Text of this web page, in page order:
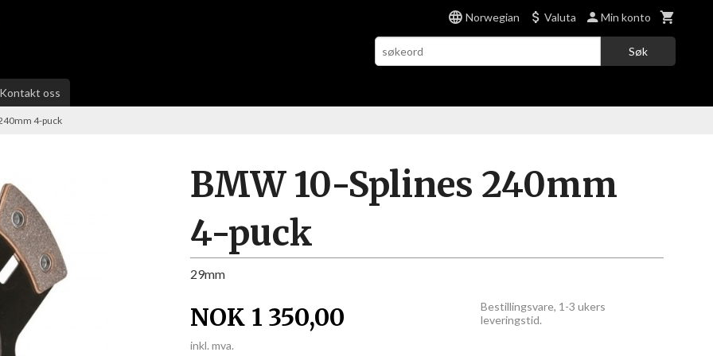
Norwegian Valuta Min konto
Søk
Kontakt oss
4-puck
BMW 10-Splines 240mm
4-puck
29mm
NOK 1 350,00
inkl. mva.
Bestillingsvare, 1-3 ukers
leveringstid.